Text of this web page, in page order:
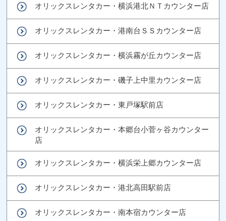
オリックスレンタカー・横浜港北ＮＴカウンター店
オリックスレンタカー・港南台ＳＳカウンター店
オリックスレンタカー・横浜霧が丘カウンター店
オリックスレンタカー・磯子上中里カウンター店
オリックスレンタカー・東戸塚駅前店
オリックスレンタカー・本郷台小菅ヶ谷カウンター
店
オリックスレンタカー・横浜栄上郷カウンター店
オリックスレンタカー・港北高田駅前店
オリックスレンタカー・南本宿カウンター店